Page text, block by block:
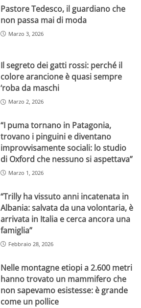
Pastore Tedesco, il guardiano che
non passa mai di moda
Marzo 3, 2026
Il segreto dei gatti rossi: perché il
colore arancione è quasi sempre
‘roba da maschi
Marzo 2, 2026
“I puma tornano in Patagonia,
trovano i pinguini e diventano
improvvisamente sociali: lo studio
di Oxford che nessuno si aspettava”
Marzo 1, 2026
“Trilly ha vissuto anni incatenata in
Albania: salvata da una volontaria, è
arrivata in Italia e cerca ancora una
famiglia”
Febbraio 28, 2026
Nelle montagne etiopi a 2.600 metri
hanno trovato un mammifero che
non sapevamo esistesse: è grande
come un pollice